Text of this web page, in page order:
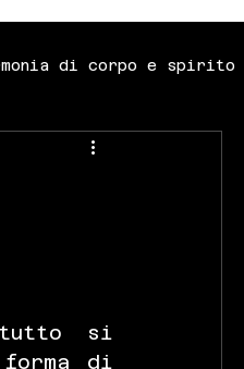
di corpo e spirito
autentici e tradizione
tutto si
di